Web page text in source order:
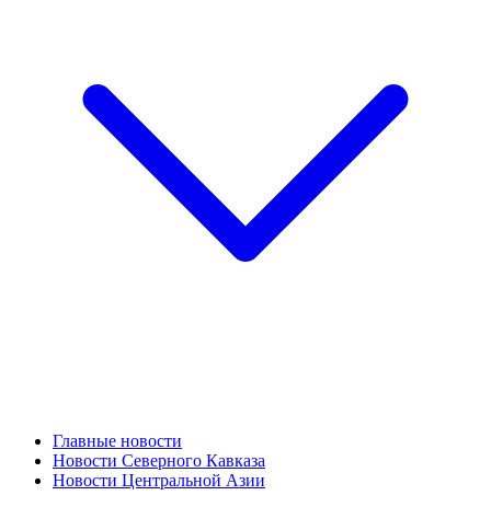
Главные новости
Новости Северного Кавказа
Новости Центральной Азии